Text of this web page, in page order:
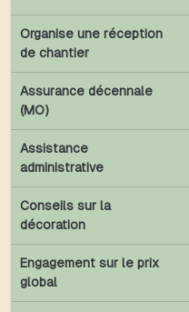
Organise une réception
de chantier
Assurance décennale
(MO)
Assistance
administrative
Conseils sur la
décoration
Engagement sur le prix
global